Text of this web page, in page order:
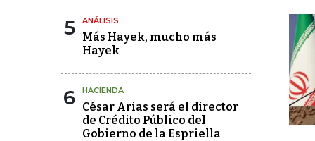
5 ANÁLISIS
Más Hayek, mucho más
Hayek
6 HACIENDA
César Arias será el director
de Crédito Público del
Gobierno de la Espriella